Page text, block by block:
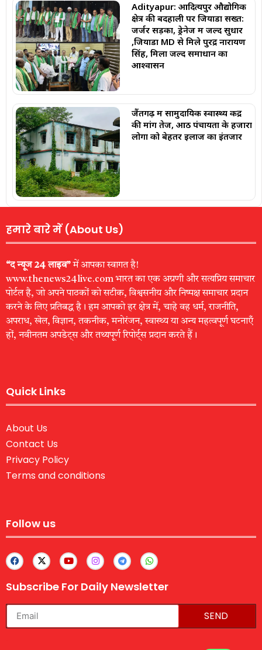
Adityapur: आदित्यपुर औद्योगिक
क्षेत्र की बदहाली पर जियाडा सख्त:
जर्जर सड़कों, ड्रेनेज में जल्द सुधार
,जियाडा MD से मिले पुरेंद्र नारायण
सिंह, मिला जल्द समाधान का
आश्वासन
जैंतगढ़ में सामुदायिक स्वास्थ्य केंद्र
की मांग तेज, आठ पंचायतों के हजारों
लोगों को बेहतर इलाज का इंतजार
हमारे बारे में (About Us)
“द न्यूज 24 लाइव”में आपका स्वागत है!
www.thenews24live.com भारत का एक अग्रणी और सत्यप्रिय समाचार
पोर्टल है, जो अपने पाठकों को सटीक, विश्वसनीय और निष्पक्ष समाचार प्रदान
करने के लिए प्रतिबद्ध है। हम आपको हर क्षेत्र में, चाहे वह धर्म, राजनीति,
अपराध, खेल, विज्ञान, तकनीक, मनोरंजन, स्वास्थ्य या अन्य महत्वपूर्ण घटनाएँ
हों, नवीनतम अपडेट्स और तथ्यपूर्ण रिपोर्ट्स प्रदान करते हैं।
Quick Links
About Us
Contact Us
Privacy Policy
Terms and conditions
Follow us
Subscribe For Daily Newsletter
SEND